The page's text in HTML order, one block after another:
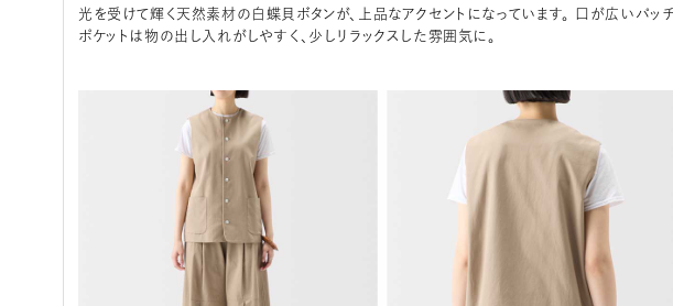
光を受けて輝く天然素材の白蝶貝ボタンが、上品なアクセントになっています。 口が広いパッ
ポケットは物の出し入れがしやすく、少しリラックスした雰囲気に。